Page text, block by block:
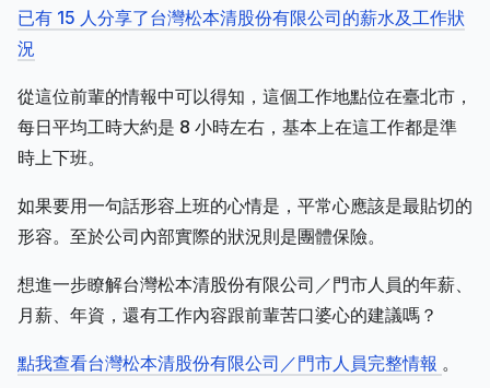
已有 15 人分享了台灣松本清股份有限公司的薪水及工作狀
況
從這位前輩的情報中可以得知，這個工作地點位在臺北市，
每日平均工時大約是 8 小時左右，基本上在這工作都是準
時上下班。
如果要用一句話形容上班的心情是，平常心應該是最貼切的
形容。至於公司內部實際的狀況則是團體保險。
想進一步瞭解台灣松本清股份有限公司／門市人員的年薪、
月薪、年資，還有工作內容跟前輩苦口婆心的建議嗎？
點我查看台灣松本清股份有限公司／門市人員完整情報 。